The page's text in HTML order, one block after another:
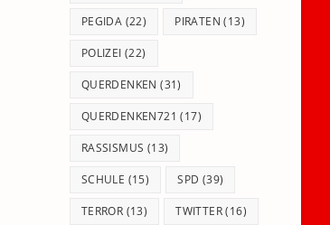
PEGIDA (22) PIRATEN (13)
POLIZEI (22)
QUERDENKEN (31)
QUERDENKEN721 (17)
RASSISMUS (13)
SCHULE (15) SPD (39)
TERROR (13) TWITTER(16)